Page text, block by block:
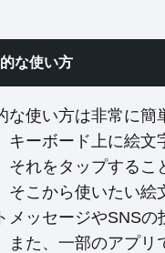
な使い方
な使い方は非常に簡
キーボード上に絵文
それをタップするこ
そこから使いたい絵
メッセージやSNSの
また、一部のアプリ